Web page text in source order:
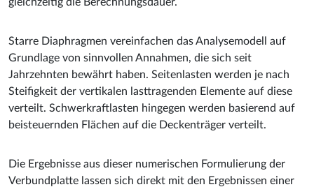
Starre Diaphragmen vereinfachen das Analysemodell auf
Grundlage von sinnvollen Annahmen, die sich seit
Jahrzehnten bewährt haben. Seitenlasten werden je nach
Steifigkeit der vertikalen lasttragenden Elemente auf diese
verteilt. Schwerkraftlasten hingegen werden basierend auf
beisteuernden Flächen auf die Deckenträger verteilt.
Die Ergebnisse aus dieser numerischen Formulierung der
Verbundplatte lassen sich direkt mit den Ergebnissen einer